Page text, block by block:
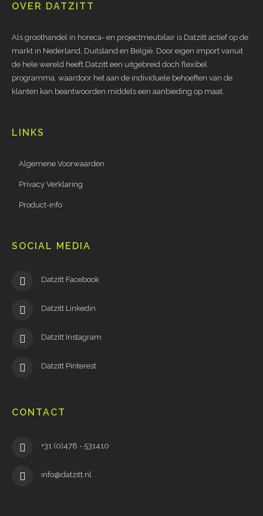
OVER DATZITT
Als groothandel in horeca- en projectmeubilair is Datzitt actief op de
markt in Nederland, Duitsland en België. Door eigen import vanuit
de hele wereld heeft Datzitt een uitgebreid doch flexibel
programma, waardoor het aan de individuele behoeften van de
klanten kan beantwoorden middels een aanbieding op maat.
LINKS
Algemene Voorwaarden
Privacy Verklaring
Product-info
SOCIAL MEDIA
Datzitt Facebook
Datzitt Linkedin
Datzitt Instagram
Datzitt Pinterest
CONTACT
+31 (0)478 - 531410
info@datzitt.nl